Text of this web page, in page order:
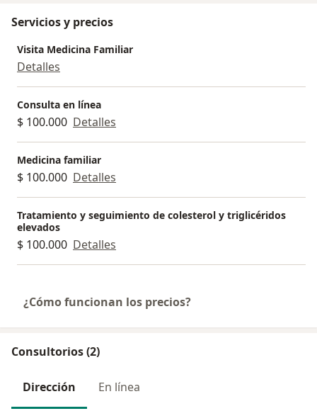
Servicios y precios
Visita Medicina Familiar
Detalles
Consulta en línea
$ 100.000 Detalles
Medicina familiar
$ 100.000 Detalles
Tratamiento y seguimiento de colesterol y triglicéridos
elevados
$ 100.000 Detalles
¿Cómo funcionan los precios?
Consultorios (2)
Dirección En línea